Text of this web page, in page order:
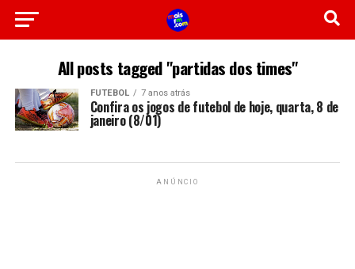
All posts tagged "partidas dos times"
FUTEBOL 7 anos atrás
Confira os jogos de futebol de hoje, quarta, 8 de
janeiro (8/01)
ANÚNCIO